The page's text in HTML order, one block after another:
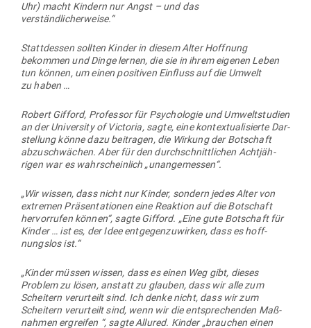
Uhr) macht Kindern nur Angst – und das
verständlicherweise.“
Statt­dessen sollten Kinder in diesem Alter Hoffnung
bekommen und Dinge lernen, die sie in ihrem eigenen Leben
tun können, um einen posi­tiven Ein­fluss auf die Umwelt
zu haben …
Robert Gifford, Pro­fessor für Psy­cho­logie und Umwelt­studien
an der Uni­versity of Vic­toria, sagte, eine kon­tex­tua­li­sierte Dar­
stellung könne dazu bei­tragen, die Wirkung der Bot­schaft
abzu­schwächen. Aber für den durch­schnitt­lichen Acht­jäh­
rigen war es wahr­scheinlich „unan­ge­messen“.
„Wir wissen, dass nicht nur Kinder, sondern jedes Alter von
extremen Prä­sen­ta­tionen eine Reaktion auf die Bot­schaft
her­vor­rufen können“, sagte Gifford. „Eine gute Bot­schaft für
Kinder … ist es, der Idee ent­ge­gen­zu­wirken, dass es hoff­
nungslos ist.“
„Kinder müssen wissen, dass es einen Weg gibt, dieses
Problem zu lösen, anstatt zu glauben, dass wir alle zum
Scheitern ver­ur­teilt sind. Ich denke nicht, dass wir zum
Scheitern ver­ur­teilt sind, wenn wir die ent­spre­chenden Maß­
nahmen ergreifen “, sagte Allured. Kinder „brauchen einen